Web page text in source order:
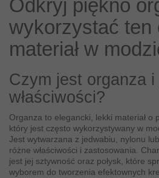
Odkryj piękno
wykorzystać ten
materiał w
Czym jest organza
właściwości?
Organza to elegancki, lekki materiał o
który jest często wykorzystywany w
Jest wytwarzana z jedwabiu, nylonu
różne właściwości i zastosowania.
jest jej sztywność oraz połysk, które
wyborem do tworzenia efektownych